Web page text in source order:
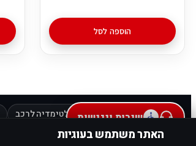
הוספה לסל
האתר משתמש בעוגיות
מוצרים מובילים: מולטימדיה לרכב שירות ונגישות